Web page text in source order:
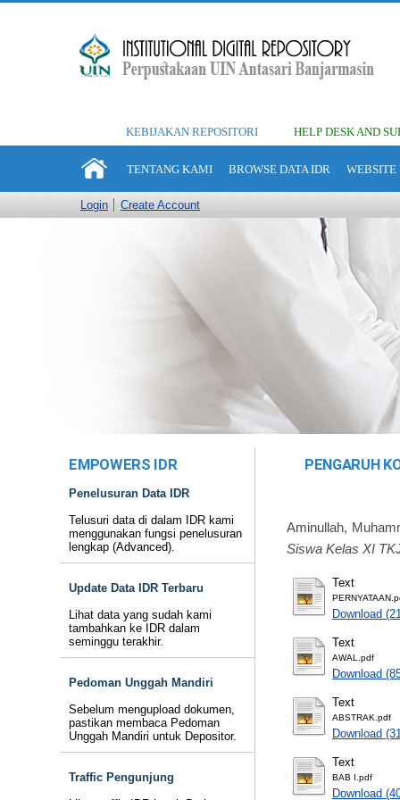
KEBIJAKAN REPOSITORI HELP DESK AND
TENTANG KAMI BROWSE DATA IDR WEBSITE
Login Create Account
EMPOWERS IDR
Penelusuran Data IDR
Telusuri data di dalam IDR kami
menggunakan fungsi penelusuran
lengkap (Advanced).
Update Data IDR Terbaru
Lihat data yang sudah kami
tambahkan ke IDR dalam
seminggu terakhir.
Pedoman Unggah Mandiri
Sebelum mengupload dokumen,
pastikan membaca Pedoman
Unggah Mandiri untuk Depositor.
Traffic Pengunjung
PENGARUH
Aminullah,
Siswa Kelas XI
Text
Download
Text
AWAL.pdf
Download
Text
ABSTRAK.pdf
Download
Text
BAB I.pdf
Download